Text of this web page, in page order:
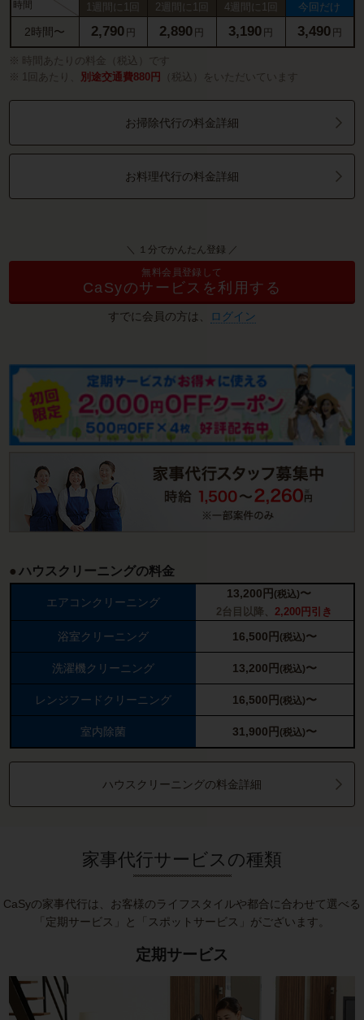
時間
1週間に1回 2週間に1回 4週間に1回 今回だけ
2時間〜 2,790 円 2,890 円 3,190 円 3,490 円
時間あたりの料金（税込）です
1回あたり、
別途交通費880円 （税込）をいただいています
お掃除代行の料金詳細
お料理代行の料金詳細
＼ １分でかんたん登録 ／
無料会員登録して
CaSyのサービスを利用する
すでに会員の方は、 ログイン
ハウスクリーニングの料金
エアコンクリーニング
13,200 円 (税込)〜
2台目以降、 2,200円引き
浴室クリーニング 16,500 円 (税込)〜
洗濯機クリーニング 13,200 円 (税込)〜
レンジフードクリーニング 16,500 円 (税込)〜
室内除菌 31,900 円 (税込)〜
ハウスクリーニングの料金詳細
家事代行サービスの種類
CaSyの家事代行は、お客様のライフスタイルや都合に合わせて選べる
「定期サービス」と「スポットサービス」がございます。
定期サービス